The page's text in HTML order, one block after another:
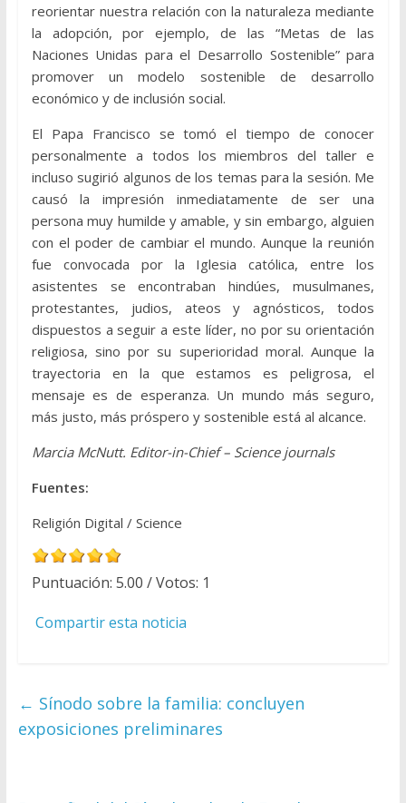
reorientar nuestra relación con la naturaleza mediante
la adopción, por ejemplo, de las “Metas de las
Naciones Unidas para el Desarrollo Sostenible” para
promover un modelo sostenible de desarrollo
económico y de inclusión social.
El Papa Francisco se tomó el tiempo de conocer
personalmente a todos los miembros del taller e
incluso sugirió algunos de los temas para la sesión. Me
causó la impresión inmediatamente de ser una
persona muy humilde y amable, y sin embargo, alguien
con el poder de cambiar el mundo. Aunque la reunión
fue convocada por la Iglesia católica, entre los
asistentes se encontraban hindúes, musulmanes,
protestantes, judios, ateos y agnósticos, todos
dispuestos a seguir a este líder, no por su orientación
religiosa, sino por su superioridad moral. Aunque la
trayectoria en la que estamos es peligrosa, el
mensaje es de esperanza. Un mundo más seguro,
más justo, más próspero y sostenible está al alcance.
Marcia McNutt. Editor-in-Chief – Science journals
Fuentes:
Religión Digital / Science
Puntuación: 5.00 / Votos: 1
Compartir esta noticia
← Sínodo sobre la familia: concluyen
exposiciones preliminares